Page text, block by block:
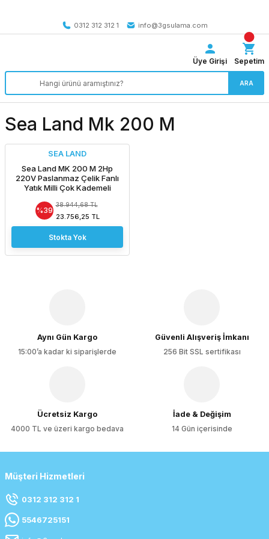
0312 312 312 1
info@3gsulama.com
ARA
Üye Girişi Sepetim
Sea Land Mk 200 M
SEA LAND
Sea Land MK 200 M 2Hp
220V Paslanmaz Çelik Fanlı
Yatık Milli Çok Kademeli
%39
38.944,68 TL
23.756,25 TL
Stokta Yok
Aynı Gün Kargo
15:00’a kadar ki siparişlerde
Güvenli Alışveriş İmkanı
256 Bit SSL sertifikası
Ücretsiz Kargo
4000 TL ve üzeri kargo bedava
İade & Değişim
14 Gün içerisinde
Müşteri Hizmetleri
0312 312 312 1
5546725151